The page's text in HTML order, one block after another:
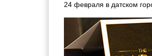
24 февраля в датском